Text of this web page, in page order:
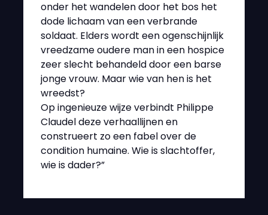
onder het wandelen door het bos het
dode lichaam van een verbrande
soldaat. Elders wordt een ogenschijnlijk
vreedzame oudere man in een hospice
zeer slecht behandeld door een barse
jonge vrouw. Maar wie van hen is het
wreedst?
Op ingenieuze wijze verbindt Philippe
Claudel deze verhaallijnen en
construeert zo een fabel over de
condition humaine. Wie is slachtoffer,
wie is dader?”